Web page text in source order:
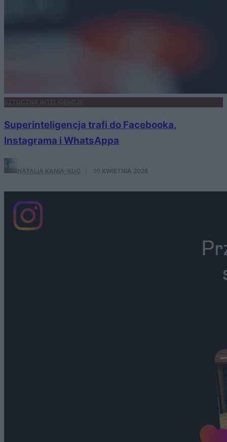
SZTUCZNA INTELIGENCJA
Superinteligencja trafi do Facebooka,
Instagrama i WhatsAppa
NATALIA KANIA-KUC 10 KWIETNIA 2026